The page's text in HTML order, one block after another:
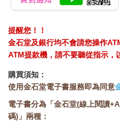
提醒您！！
金石堂及銀行均不會請您操作
ATM提款機，請不要聽從指示，
購買須知：
使用金石堂電子書服務即為同意
電子書分為「金石堂(線上閱讀
碼)」兩種：